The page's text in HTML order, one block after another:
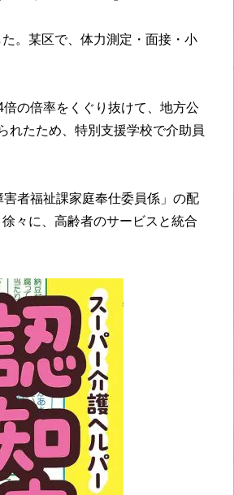
。某区で、体力測定・面接・小
の倍率をくぐり抜けて、地方公
れたため、特別支援学校で介助員
者福祉課家庭奉仕委員係」の配
々に、高齢者のサービスと統合